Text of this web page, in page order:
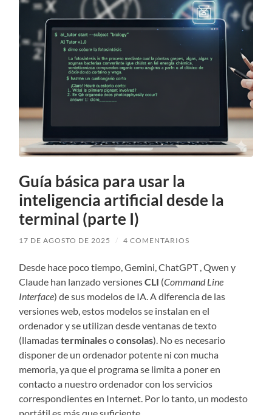
Guía básica para usar la
inteligencia artificial desde la
terminal (parte I)
17 DE AGOSTO DE 2025 / 4 COMENTARIOS
Desde hace poco tiempo, Gemini, ChatGPT , Qwen y
Claude han lanzado versionesCLI (Command Line
Interface) de sus modelos de IA. A diferencia de las
versiones web, estos modelos se instalan en el
ordenador y se utilizan desde ventanas de texto
(llamadasterminalesoconsolas). No es necesario
disponer de un ordenador potente ni con mucha
memoria, ya que el programa se limita a poner en
contacto a nuestro ordenador con los servicios
correspondientes en Internet. Por lo tanto, un modesto